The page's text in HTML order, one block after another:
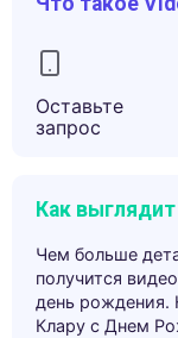
Оставьте
запрос
Как
Чем больше
получится
день рождения.
Клару с Днем